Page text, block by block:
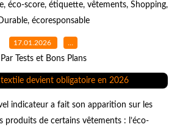
, éco-score, étiquette, vêtements, Shopping,
, écoresponsable
17.01.2026 …
Par Tests et Bons Plans
indicateur a fait son apparition sur les
produits de certains vêtements : l’éco-